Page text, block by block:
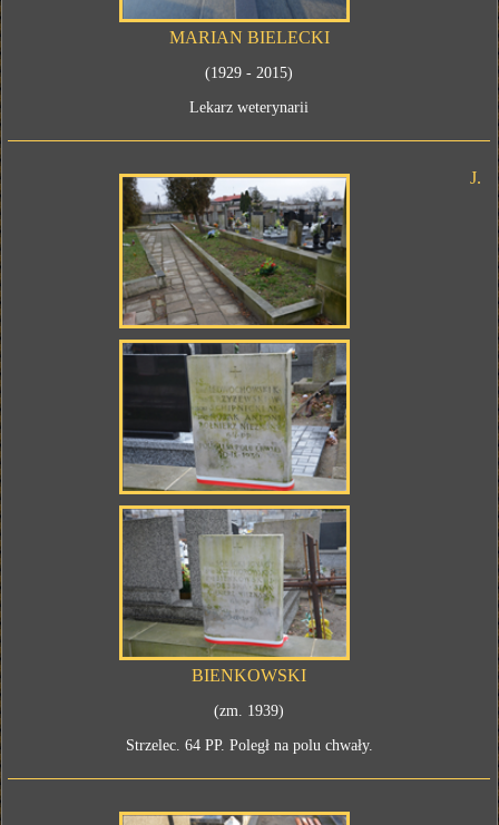
MARIAN BIELECKI
(1929 - 2015)
Lekarz weterynarii
J.
BIENKOWSKI
(zm. 1939)
Strzelec. 64 PP. Poległ na polu chwały.